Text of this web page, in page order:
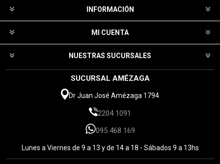
INFORMACIÓN
MI CUENTA
NUESTRAS SUCURSALES
SUCURSAL AMÉZAGA
Dr Juan José Amézaga 1794
2204 1091
095 468 169
Lunes a Viernes de 9 a 13 y de 14 a 18 - Sábados 9 a 13hs